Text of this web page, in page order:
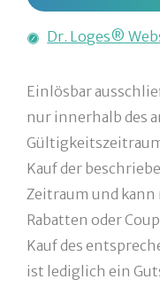
Dr. Loges®
Einlösbar
nur innerhalb des
Kauf der
Zeitraum und
Rabatten oder
Kauf des
ist lediglich ein